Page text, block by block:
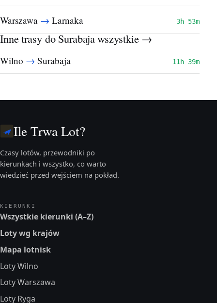
Warszawa → Larnaka 3h 53m
Inne trasy do Surabajawszystkie →
Wilno → Surabaja 11h 39m
Ile Trwa Lot?
Czasy lotów, przewodniki po
kierunkach i wszystko, co warto
wiedzieć przed wejściem na pokład.
KIERUNKI
Wszystkie kierunki (A–Z)
Loty wg krajów
Mapa lotnisk
Loty Wilno
Loty Warszawa
Loty Ryga